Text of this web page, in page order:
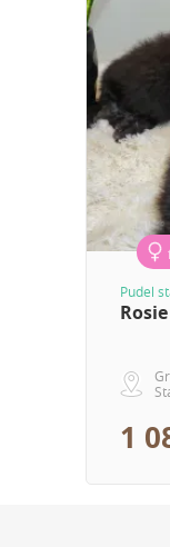
Pudel
Rosie
1